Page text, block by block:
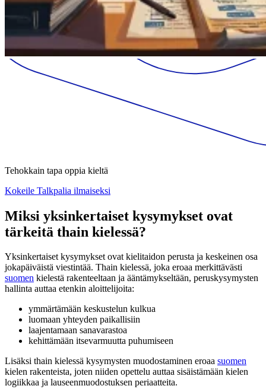
Tehokkain tapa oppia kieltä
Kokeile Talkpalia ilmaiseksi
Miksi yksinkertaiset kysymykset ovat
tärkeitä thain kielessä?
Yksinkertaiset kysymykset ovat kielitaidon perusta ja keskeinen osa
jokapäiväistä viestintää. Thain kielessä, joka eroaa merkittävästi
suomen kielestä rakenteeltaan ja ääntämykseltään, peruskysymysten
hallinta auttaa etenkin aloittelijoita:
ymmärtämään keskustelun kulkua
luomaan yhteyden paikallisiin
laajentamaan sanavarastoa
kehittämään itsevarmuutta puhumiseen
Lisäksi thain kielessä kysymysten muodostaminen eroaa suomen
kielen rakenteista, joten niiden opettelu auttaa sisäistämään kielen
logiikkaa ja lauseenmuodostuksen periaatteita.